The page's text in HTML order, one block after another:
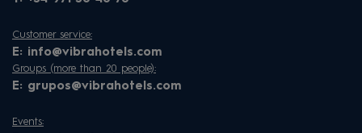
Customer service:
E: info@vibrahotels.com
Groups (more than 20 people):
E: grupos@vibrahotels.com
Events: